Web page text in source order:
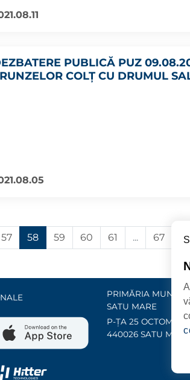
PUBLICĂ PUZ
COLȚ CU DRUMUL
57 58 59 60 61 ... 67
PRIMĂRIA
SATU MARE
P-ȚA 25
440026 SATU MARE